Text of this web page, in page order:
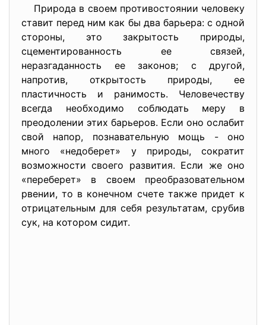
Природа в своем противостоянии человеку
ставит перед ним как бы два барьера: с одной
стороны, это закрытость природы,
сцементированность ее связей,
неразгаданность ее законов; с другой,
напротив, открытость природы, ее
пластичность и ранимость. Человечеству
всегда необходимо соблюдать меру в
преодолении этих барьеров. Если оно ослабит
свой напор, познавательную мощь - оно
много «недоберет» у природы, сократит
возможности своего развития. Если же оно
«переберет» в своем преобразовательном
рвении, то в конечном счете также придет к
отрицательным для себя результатам, срубив
сук, на котором сидит.